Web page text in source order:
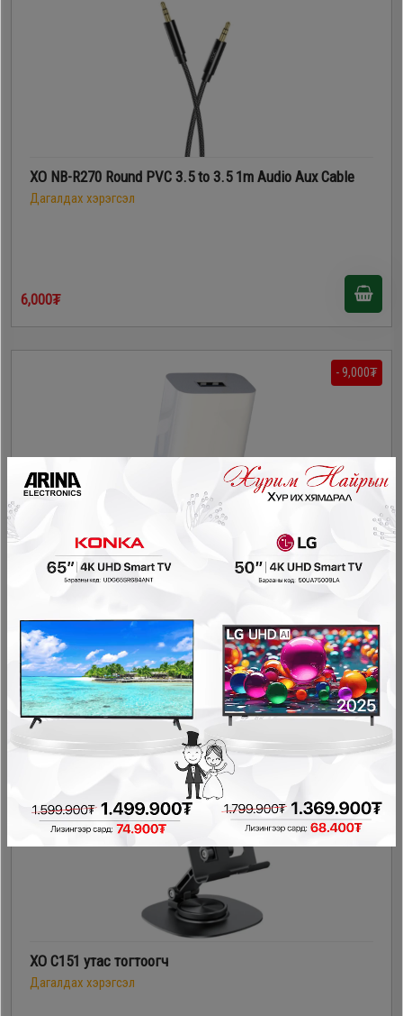
XO NB-R270 Round PVC 3.5 to 3.5 1m Audio Aux Cable
Дагалдах хэрэгсэл
6,000₮
- 9,000₮
XO L99(EU) 2.4A charger
15,000₮
6,000₮
XO C151 утас тогтоогч
Дагалдах хэрэгсэл